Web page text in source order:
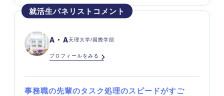
A・A天理大学/国際学部
プロフィールをみる
事務職の先輩のタスク処理のスピードがすご